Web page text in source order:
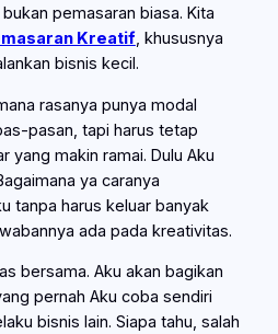
bukan pemasaran biasa. Kita
Kreatif, khususnya
bisnis kecil.
rasanya punya modal
pasan, tapi harus tetap
yang makin ramai. Dulu Aku
ya caranya
tanpa harus keluar banyak
ada pada kreativitas.
bersama. Aku akan bagikan
pernah Aku coba sendiri
bisnis lain. Siapa tahu, salah